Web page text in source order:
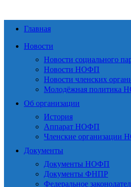
Главная
Новости
Новости социального
Новости НОФП
Новости членских
Молодёжная политика
Об организации
История
Аппарат НОФП
Членские организации
Документы
Документы НОФП
Документы ФНПР
Федеральное